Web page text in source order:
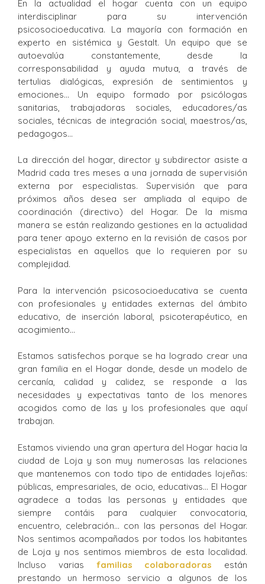
En la actualidad el hogar cuenta con un equipo
interdisciplinar para su intervención
psicosocioeducativa. La mayoría con formación en
experto en sistémica y Gestalt. Un equipo que se
autoevalúa constantemente, desde la
corresponsabilidad y ayuda mutua, a través de
tertulias dialógicas, expresión de sentimientos y
emociones… Un equipo formado por psicólogas
sanitarias, trabajadoras sociales, educadores/as
sociales, técnicas de integración social, maestros/as,
pedagogos…
La dirección del hogar, director y subdirector asiste a
Madrid cada tres meses a una jornada de supervisión
externa por especialistas. Supervisión que para
próximos años desea ser ampliada al equipo de
coordinación (directivo) del Hogar. De la misma
manera se están realizando gestiones en la actualidad
para tener apoyo externo en la revisión de casos por
especialistas en aquellos que lo requieren por su
complejidad.
Para la intervención psicosocioeducativa se cuenta
con profesionales y entidades externas del ámbito
educativo, de inserción laboral, psicoterapéutico, en
acogimiento…
Estamos satisfechos porque se ha logrado crear una
gran familia en el Hogar donde, desde un modelo de
cercanía, calidad y calidez, se responde a las
necesidades y expectativas tanto de los menores
acogidos como de las y los profesionales que aquí
trabajan.
Estamos viviendo una gran apertura del Hogar hacia la
ciudad de Loja y son muy numerosas las relaciones
que mantenemos con todo tipo de entidades lojeñas:
públicas, empresariales, de ocio, educativas… El Hogar
agradece a todas las personas y entidades que
siempre contáis para cualquier convocatoria,
encuentro, celebración… con las personas del Hogar.
Nos sentimos acompañados por todos los habitantes
de Loja y nos sentimos miembros de esta localidad.
Incluso varias familias colaboradoras están
prestando un hermoso servicio a algunos de los